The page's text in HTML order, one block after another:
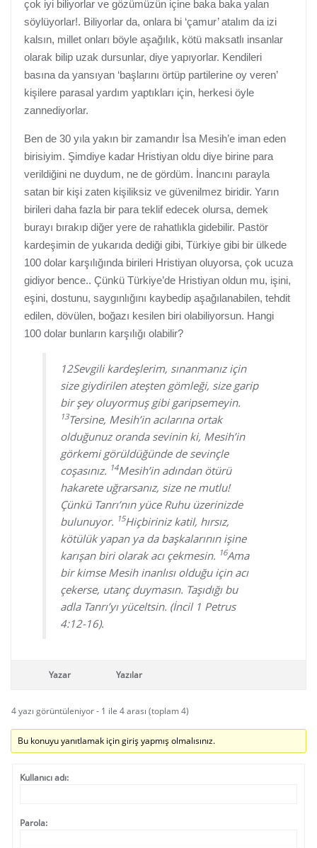
çok iyi biliyorlar ve gözümüzün içine baka baka yalan
söylüyorlar!. Biliyorlar da, onlara bi ‘çamur’ atalım da izi
kalsın, millet onları böyle aşağılık, kötü maksatlı insanlar
olarak bilip uzak dursunlar, diye yapıyorlar. Kendileri
basına da yansıyan ‘başlarını örtüp partilerine oy veren’
kişilere parasal yardım yaptıkları için, herkesi öyle
zannediyorlar.
Ben de 30 yıla yakın bir zamandır İsa Mesih’e iman eden
birisiyim. Şimdiye kadar Hristiyan oldu diye birine para
verildiğini ne duydum, ne de gördüm. İnancını parayla
satan bir kişi zaten kişiliksiz ve güvenilmez biridir. Yarın
birileri daha fazla bir para teklif edecek olursa, demek
burayı bırakıp diğer yere de rahatlıkla gidebilir. Pastör
kardeşimin de yukarıda dediği gibi, Türkiye gibi bir ülkede
100 dolar karşılığında birileri Hristiyan oluyorsa, çok ucuza
gidiyor bence.. Çünkü Türkiye’de Hristiyan oldun mu, işini,
eşini, dostunu, saygınlığını kaybedip aşağılanabilen, tehdit
edilen, dövülen, boğazı kesilen biri olabiliyorsun. Hangi
100 dolar bunların karşılığı olabilir?
12Sevgili kardeşlerim, sınanmanız için
size giydirilen ateşten gömleği, size garip
bir şey oluyormuş gibi garipsemeyin.
13Tersine, Mesih’in acılarına ortak
olduğunuz oranda sevinin ki, Mesih’in
görkemi görüldüğünde de sevinçle
coşasınız. 14Mesih’in adından ötürü
hakarete uğrarsanız, size ne mutlu!
Çünkü Tanrı’nın yüce Ruhu üzerinizde
bulunuyor. 15Hiçbiriniz katil, hırsız,
kötülük yapan ya da başkalarının işine
karışan biri olarak acı çekmesin. 16Ama
bir kimse Mesih inanlısı olduğu için acı
çekerse, utanç duymasın. Taşıdığı bu
adla Tanrı’yı yüceltsin. (İncil 1 Petrus
4:12-16).
Yazar Yazılar
4 yazı görüntüleniyor - 1 ile 4 arası (toplam 4)
Bu konuyu yanıtlamak için giriş yapmış olmalısınız.
Kullanıcı adı:
Parola: